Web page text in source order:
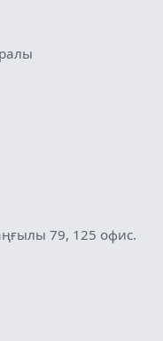
79, 125 офис.